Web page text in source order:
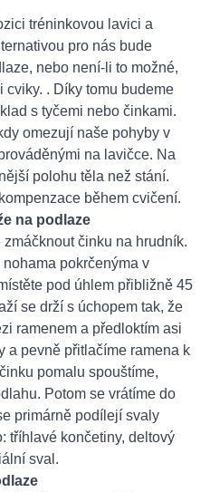
tréninkovou lavici a
pro nás bude
nebo není-li to možné,
. Díky tomu budeme
s tyčemi nebo činkami.
omezují naše pohyby v
na lavičce. Na
polohu těla než stání.
během cvičení.
na podlaze
činku na hrudník.
pokrčenýma v
pod úhlem přibližně 45
se drží s úchopem tak, že
ramenem a předloktím asi
a pevně přitlačíme ramena k
pomalu spouštíme,
Potom se vrátíme do
primárně podílejí svaly
tříhlavé končetiny, deltový
sval.